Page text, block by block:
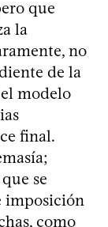
que
la
no
de la
modelo
final.
se
imposición
como